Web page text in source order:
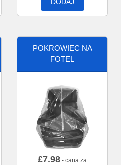
DODAJ
POKROWIEC NA
FOTEL
£7.98 - cana za